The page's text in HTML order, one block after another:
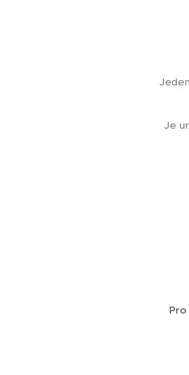
Je